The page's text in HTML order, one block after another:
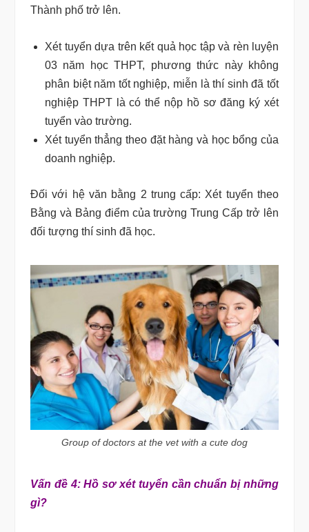
Thành phố trở lên.
Xét tuyển dựa trên kết quả học tập và rèn luyện
03 năm học THPT, phương thức này không
phân biệt năm tốt nghiệp, miễn là thí sinh đã tốt
nghiệp THPT là có thể nộp hồ sơ đăng ký xét
tuyển vào trường.
Xét tuyển thẳng theo đặt hàng và học bổng của
doanh nghiệp.
Đối với hệ văn bằng 2 trung cấp: Xét tuyển theo
Bằng và Bảng điểm của trường Trung Cấp trở lên
đối tượng thí sinh đã học.
Group of doctors at the vet with a cute dog
Vấn đề 4: Hồ sơ xét tuyển cần chuẩn bị những
gì?